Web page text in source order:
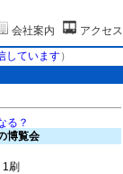
会社案内 アクセス
しています）
る？
博覧会
1刷